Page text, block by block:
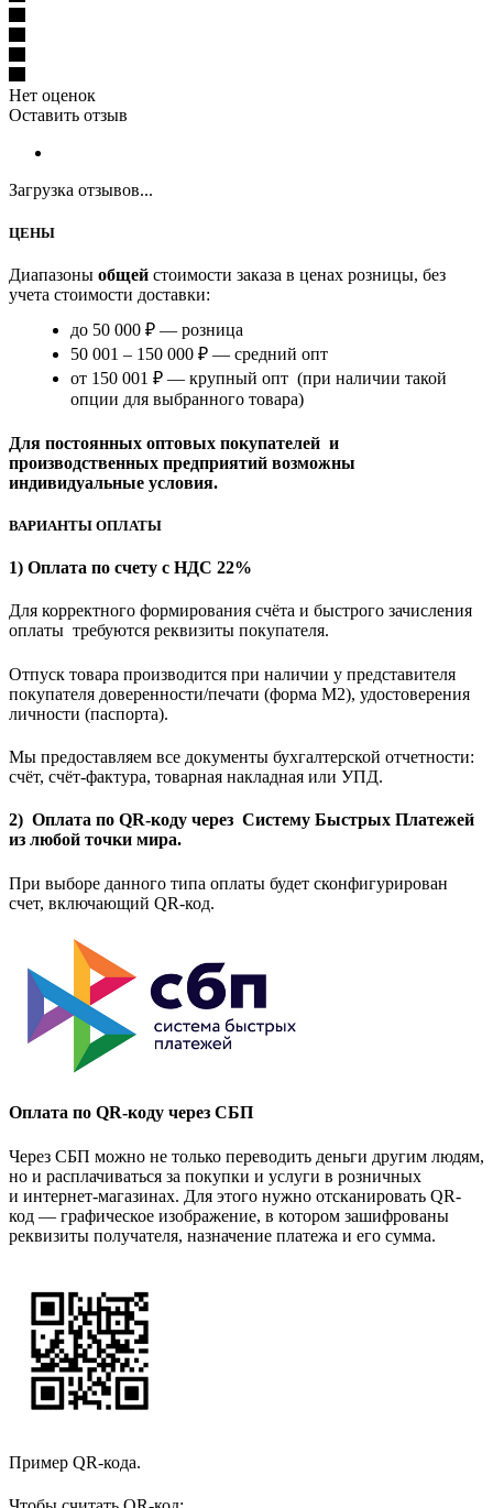
Нет оценок
Оставить отзыв
Загрузка отзывов...
ЦЕНЫ
Диапазоны общей стоимости заказа в ценах розницы, без
учета стоимости доставки:
до 50 000 ₽ — розница
50 001 – 150 000 ₽ — средний опт
от 150 001 ₽ — крупный опт (при наличии такой
опции для выбранного товара)
Для постоянных оптовых покупателей и
производственных предприятий возможны
индивидуальные условия.
ВАРИАНТЫ ОПЛАТЫ
1) Оплата по счету с НДС 22%
Для корректного формирования счёта и быстрого зачисления
оплаты требуются реквизиты покупателя.
Отпуск товара производится при наличии у представителя
покупателя доверенности/печати (форма M2), удостоверения
личности (паспорта).
Мы предоставляем все документы бухгалтерской отчетности:
счёт, счёт-фактура, товарная накладная или УПД.
2) Оплата по QR-коду через Систему Быстрых Платежей
из любой точки мира.
При выборе данного типа оплаты будет сконфигурирован
счет, включающий QR-код.
Оплата по QR-коду через СБП
Через СБП можно не только переводить деньги другим людям,
но и расплачиваться за покупки и услуги в розничных
и интернет-магазинах. Для этого нужно отсканировать QR-
код — графическое изображение, в котором зашифрованы
реквизиты получателя, назначение платежа и его сумма.
Пример QR-кода.